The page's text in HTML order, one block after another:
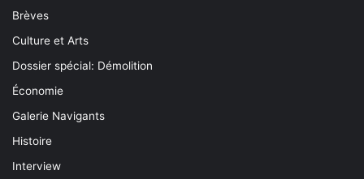
Brèves
Culture et Arts
Dossier spécial: Démolition
Économie
Galerie Navigants
Histoire
Interview